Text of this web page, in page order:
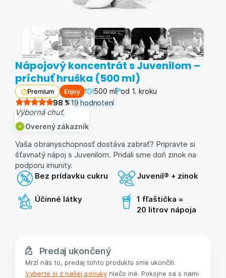
Nápojový koncentrát s Juvenilom –
príchuť hruška (500 ml)
Premium Enjoy 500 ml od 1. kroku
98 %19 hodnotení
Výborná chuť.
Overený zákazník
Vaša obranyschopnosť dostáva zabrať? Pripravte si
šťavnatý nápoj s Juvenilom. Pridali sme doň zinok na
podporu imunity.
Bez prídavku cukru
Juvenil® + zinok
Účinné látky
1 fľaštička =
20 litrov nápoja
Predaj ukončený
Mrzí nás to, predaj tohto produktu sme ukončili.
Vyberte si z našej ponuky niečo iné. Pokojne sa s nami